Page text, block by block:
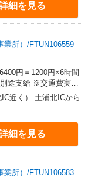
細を見る
所）/FTUN106559
円＝1200円×6時間
途支給 ※交通費実費
4万円/月※規定あり
近く） 土浦北ICから
細を見る
所）/FTUN106583